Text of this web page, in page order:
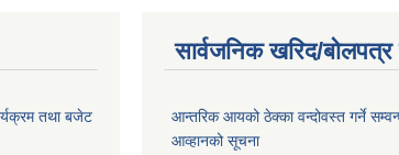
तथा बजेट
सार्वजनिक खरिद/
आन्तरिक आयको ठेक्‍का वन्दोवस्त गर्ने
आव्हानको सूचना